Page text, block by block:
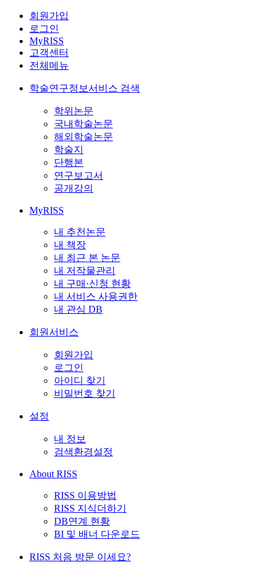
회원가입
로그인
MyRISS
고객센터
전체메뉴
학술연구정보서비스 검색
학위논문
국내학술논문
해외학술논문
학술지
단행본
연구보고서
공개강의
MyRISS
내 추천논문
내 책장
내 최근 본 논문
내 저작물관리
내 구매·신청 현황
내 서비스 사용권한
내 관심 DB
회원서비스
회원가입
로그인
아이디 찾기
비밀번호 찾기
설정
내 정보
검색환경설정
About RISS
RISS 이용방법
RISS 지식더하기
DB연계 현황
BI 및 배너 다운로드
RISS 처음 방문 이세요?